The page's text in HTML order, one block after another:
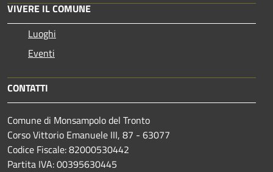
VIVERE IL COMUNE
Luoghi
Eventi
CONTATTI
Comune di Monsampolo del Tronto
Corso Vittorio Emanuele III, 87 - 63077
Codice Fiscale: 82000530442
Partita IVA: 00395630445